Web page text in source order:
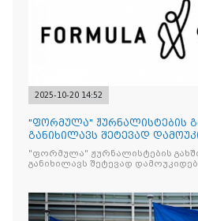
2025-10-20 14:52
"ფორმულა" ჟურნალისტების
განიხილავს შეტევად
წინააღმდ
"ფორმულა" ჟურნალისტების
განიხილავს შეტევად